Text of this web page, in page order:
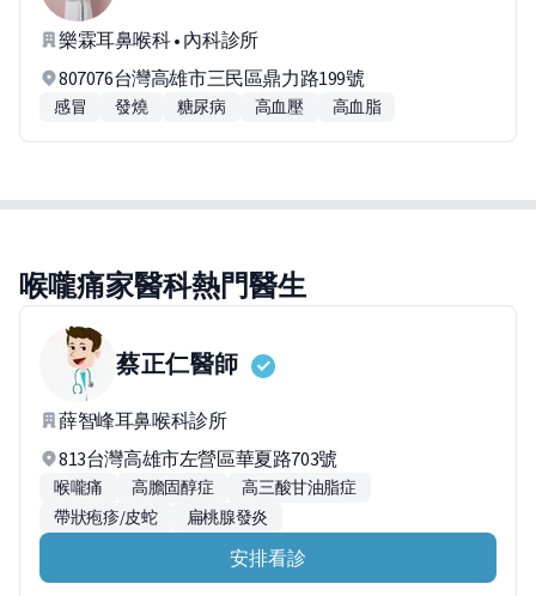
樂霖耳鼻喉科 • 內科診所
807076台灣高雄市三民區鼎力路199號
感冒 發燒 糖尿病 高血壓 高血脂
喉嚨痛家醫科熱門醫生
蔡正仁醫師
薛智峰耳鼻喉科診所
813台灣高雄市左營區華夏路703號
喉嚨痛 高膽固醇症
高三酸甘油脂症
帶狀疱疹/皮蛇
扁桃腺發炎
安排看診